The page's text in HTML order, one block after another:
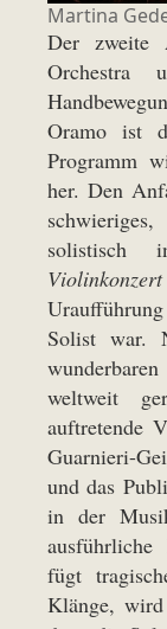
Martina
Der zweite
Orchestra
Oramo ist
Programm
her. Den
solistisch
Solist war.
weltweit
auftretende
Guarnieri-
und das
in der
fügt
Klänge,